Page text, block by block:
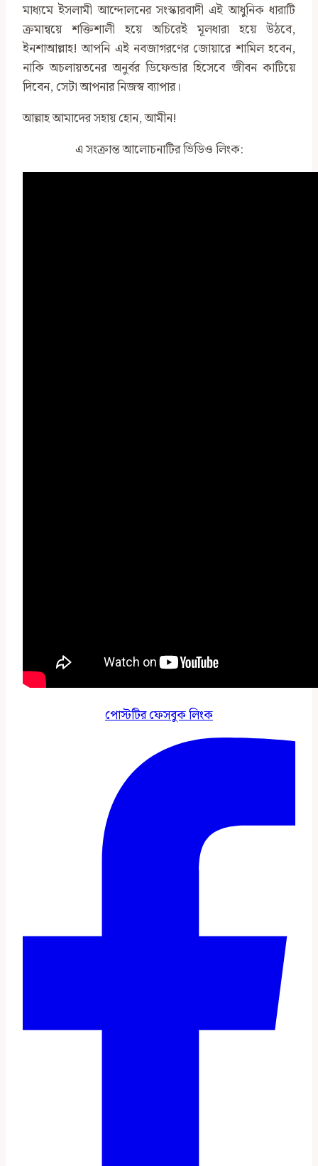
মাধ্যমে ইসলামী আন্দোলনের সংস্কারবাদী এই আধুনিক ধারাটি
ক্রমান্বয়ে শক্তিশালী হয়ে অচিরেই মূলধারা হয়ে উঠবে,
ইনশাআল্লাহ! আপনি এই নবজাগরণের জোয়ারে শামিল হবেন,
নাকি অচলায়তনের অনুর্বর ডিফেন্ডার হিসেবে জীবন কাটিয়ে
দিবেন, সেটা আপনার নিজস্ব ব্যাপার।
আল্লাহ আমাদের সহায় হোন, আমীন!
এ সংক্রান্ত আলোচনাটির ভিডিও লিংক:
পোস্টটির ফেসবুক লিংক